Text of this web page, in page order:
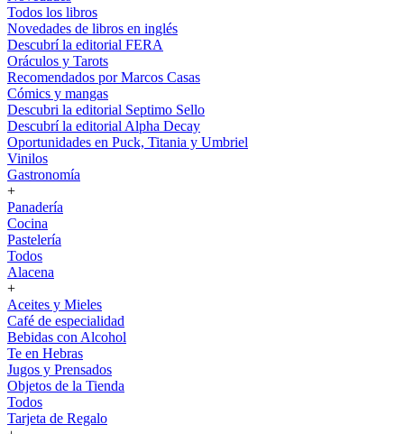
Todos los libros
Novedades de libros en inglés
Descubrí la editorial FERA
Oráculos y Tarots
Recomendados por Marcos Casas
Cómics y mangas
Descubri la editorial Septimo Sello
Descubrí la editorial Alpha Decay
Oportunidades en Puck, Titania y Umbriel
Vinilos
Gastronomía
+
Panadería
Cocina
Pastelería
Todos
Alacena
+
Aceites y Mieles
Café de especialidad
Bebidas con Alcohol
Te en Hebras
Jugos y Prensados
Objetos de la Tienda
Todos
Tarjeta de Regalo